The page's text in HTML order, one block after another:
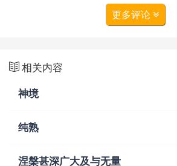
更多评论
相关内容
神境
纯熟
涅槃甚深广大及与无量